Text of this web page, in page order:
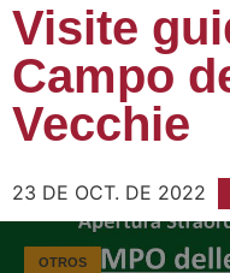
Visite
Campo
Vecchie
23 DE OCT. DE 2022
OTROS